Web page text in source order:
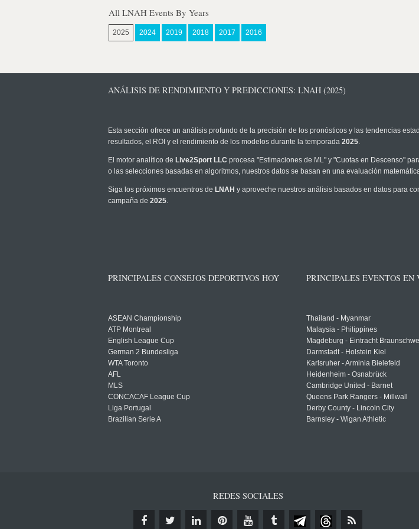
All LNAH Events By Years
2025 2024 2019 2018 2017 2016
ANÁLISIS DE RENDIMIENTO Y PREDICCIONES: LNAH (2025)
Esta sección ofrece un análisis profundo de la precisión de los pronósticos y las tendencias
resultados, el ROI y el rendimiento de los modelos durante la temporada 2025.
El motor analítico de Live2Sport LLC procesa "Estimaciones de ML" y "Cuotas en Descenso"
o las selecciones basadas en algoritmos, nuestros datos se basan en una evaluación
Siga los próximos encuentros de LNAH y aproveche nuestros análisis basados en datos para
campaña de 2025.
PRINCIPALES CONSEJOS DEPORTIVOS HOY
ASEAN Championship
ATP Montreal
English League Cup
German 2 Bundesliga
WTA Toronto
AFL
MLS
CONCACAF League Cup
Liga Portugal
Brazilian Serie A
PRINCIPALES EVENTOS EN
Thailand - Myanmar
Malaysia - Philippines
Magdeburg - Eintracht
Darmstadt - Holstein Kiel
Karlsruher - Arminia Bielefeld
Heidenheim - Osnabrück
Cambridge United - Barnet
Queens Park Rangers - Millwall
Derby County - Lincoln City
Barnsley - Wigan Athletic
REDES SOCIALES